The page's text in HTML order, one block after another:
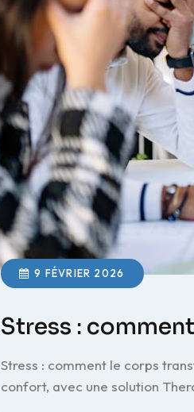
9 FÉVRIER 2026
Stress :
Stress : comment le corps
confort, avec une solution